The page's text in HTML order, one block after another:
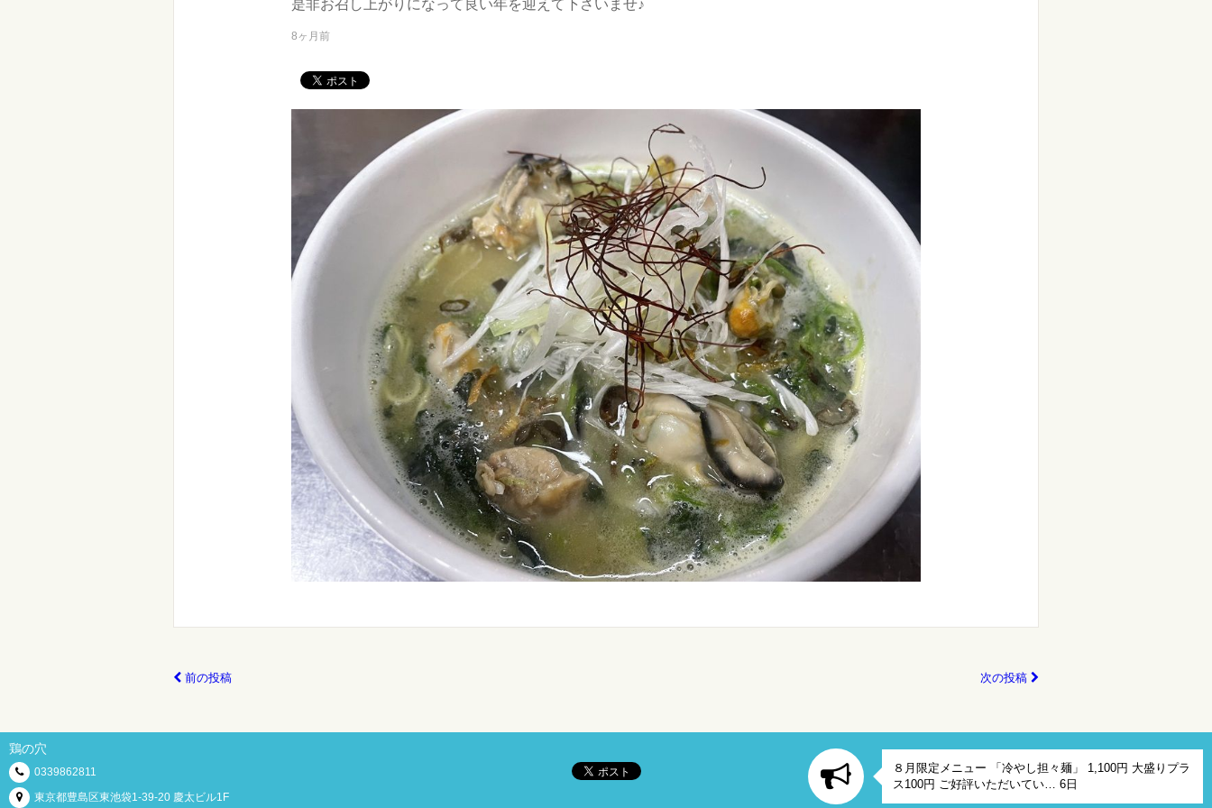
是非お召し上がりになって良い年を迎えて下さいませ♪
8ヶ月前
前の投稿 次の投稿
鶏の穴
0339862811
東京都豊島区東池袋1-39-20 慶太ビル1F
８月限定メニュー 「冷やし担々麺」 1,100円 大盛りプラ
ス100円 ご好評いただいてい… 6日